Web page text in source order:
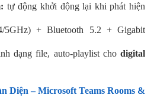
tự động khởi động lại khi phát hiện
5GHz) + Bluetooth 5.2 + Gigabit
dạng file, auto-playlist cho digital
Diện – Microsoft Teams Rooms &